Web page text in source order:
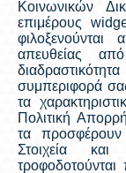
Κοινωνικών
επιμέρους
απευθείας
συμπεριφορά
τα
Πολιτική
τα
Στοιχεία